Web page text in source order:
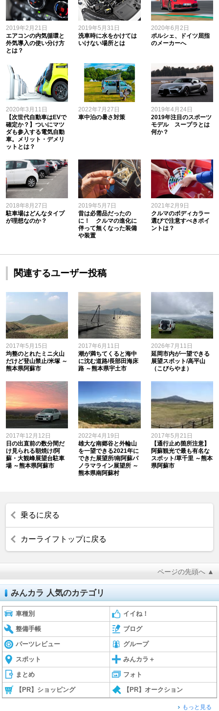
2019年2月21日
エアコンの内気循環と
外気導入の使い分け方
とは？
2019年5月31日
洗車時に水をかけては
いけない場所とは
2020年6月2日
ポルシェ、ドイツ屈指
のメーカーへ
2020年3月11日
【次世代自動車はEVで
確定か？】ついにマツ
ダも参入する電気自動
車。メリット・デメリ
ットとは？
2022年7月27日
車中泊の暑さ対策
2019年4月24日
2019年注目のスポーツ
モデル スープラとは
何か？
2018年8月27日
駐車場はどんなタイプ
が理想なのか？
2019年5月7日
昔は必需品だったの
に！ クルマの進化に
伴って無くなった装備
や装置
2021年2月9日
クルマのボディカラー
選びで注意すべきポイ
ントは？
関連するユーザー投稿
2017年5月15日
均整のとれたミニ火山
だけど登山禁止/米塚 ～
熊本県阿蘇市
2017年6月11日
潮が満ちてくると海中
に沈む道路/長部田海床
路 ～熊本県宇土市
2026年7月11日
延岡市内が一望できる
展望スポット/高平山
（こびらやま）
2017年12月12日
日の出直前の数分間だ
け見られる朝焼け/阿
蘇・大観峰展望台駐車
場 ～熊本県阿蘇市
2022年4月19日
雄大な南郷谷と外輪山
を一望できる2021年に
できた展望所/南阿蘇パ
ノラマライン展望所 ～
熊本県南阿蘇村
2017年5月21日
【通行止め箇所注意】
阿蘇観光で最も有名な
スポット/草千里 ～熊本
県阿蘇市
乗るに戻る
カーライフトップに戻る
ページの先頭へ ▲
みんカラ 人気のカテゴリ
車種別 イイね！
整備手帳 ブログ
パーツレビュー グループ
スポット みんカラ＋
まとめ フォト
【PR】ショッピング 【PR】オークション
もっと見る